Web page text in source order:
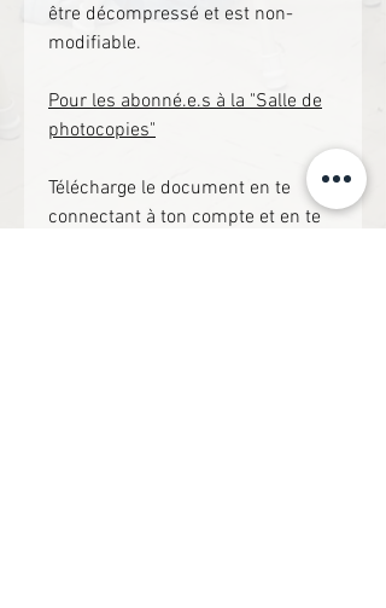
être décompressé et est non-
modifiable.
Pour les abonné.e.s à la "Salle de
photocopies"
Télécharge le document en te
connectant à ton compte et en te